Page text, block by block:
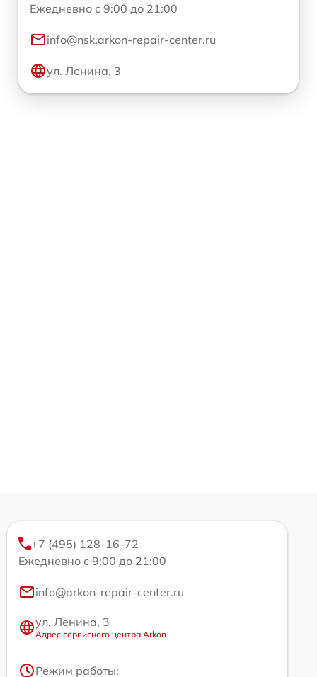
Ежедневно с 9:00 до 21:00
info@nsk.arkon-repair-center.ru
ул. Ленина, 3
+7 (495) 128-16-72
Ежедневно с 9:00 до 21:00
info@arkon-repair-center.ru
ул. Ленина, 3
Адрес сервисного центра Arkon
Режим работы: